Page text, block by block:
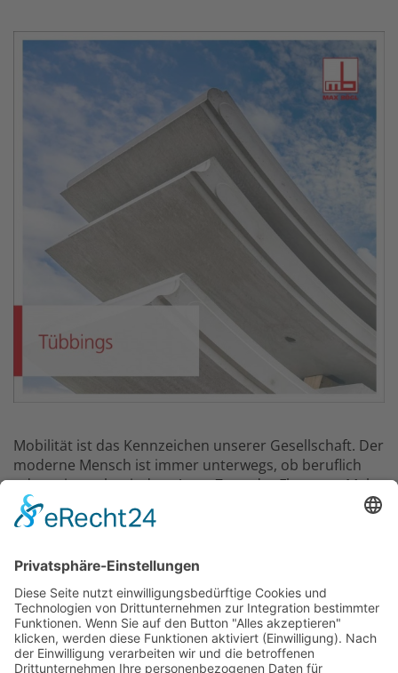
Mobilität ist das Kennzeichen unserer Gesellschaft. Der
moderne Mensch ist immer unterwegs, ob beruflich
oder privat, ob mit dem Auto, Zug oder Flugzeug. Mehr
Mobilität verlangt somit verstärkt eine effizientere
Infrastruktur, auch unter der Erde. Unterirdische
der modernen Großstädte. Dies trifft in gleicher Weise
Transportwege zwischen den Ballungszentren zu.
Tunnel sind somit von zentraler Bedeutung für einen
reibungslosen Transport von Personen und
Konsumgütern.